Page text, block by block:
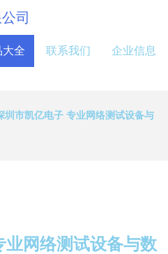
司
大全 联系我们 企业信息
圳市凯亿电子 专业网络测试设备与
网络测试设备与数